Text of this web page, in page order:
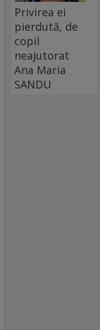
Privirea ei
pierdută, de
copil
neajutorat
Ana Maria
SANDU